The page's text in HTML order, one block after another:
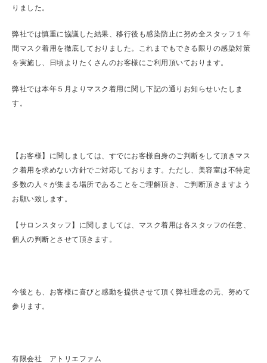
りました。
弊社では慎重に協議した結果、移行後も感染防止に努め全スタッフ１年
間マスク着用を徹底しておりました。これまでもできる限りの感染対策
を実施し、日頃よりたくさんのお客様にご利用頂いております。
弊社では本年５月よりマスク着用に関し下記の通りお知らせいたしま
す。
【お客様】に関しましては、すでにお客様自身のご判断をして頂きマス
ク着用を求めない方針でご対応しております。ただし、美容室は不特定
多数の人々が集まる場所であることをご理解頂き、ご判断頂きますよう
お願い致します。
【サロンスタッフ】に関しましては、マスク着用は各スタッフの任意、
個人の判断とさせて頂きます。
今後とも、お客様に喜びと感動を提供させて頂く弊社理念の元、努めて
参ります。
有限会社 アトリエファム